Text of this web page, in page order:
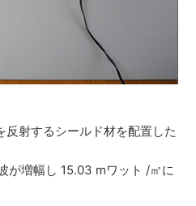
射するシールド材を配置した
が増幅し 15.03 mワット /㎡に